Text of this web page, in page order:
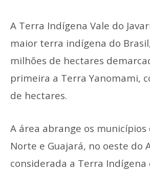
A Terra Indígena Vale do
maior terra indígena do
milhões de hectares
primeira a Terra Yanomami,
de hectares.
A área abrange os
Norte e Guajará, no oeste do
considerada a Terra